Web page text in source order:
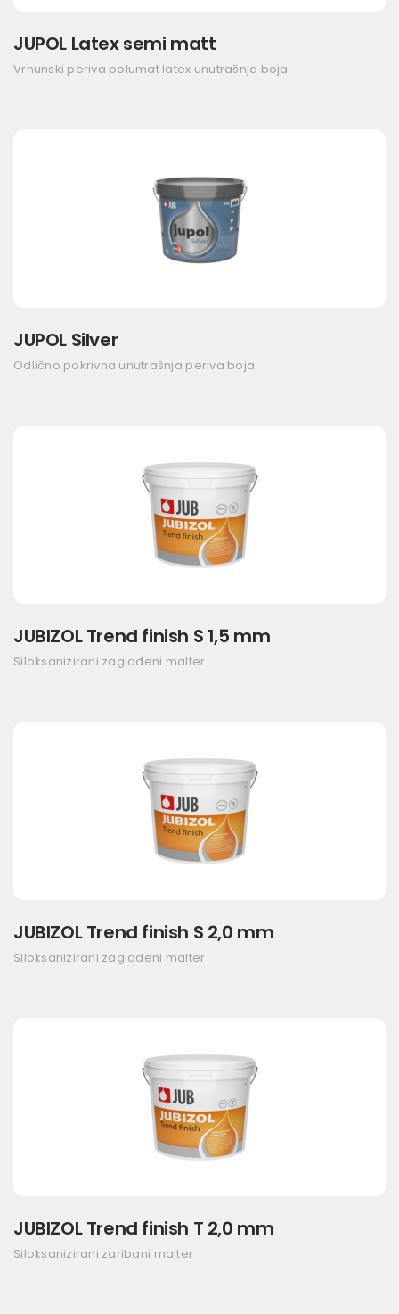
JUPOL Latex semi matt
Vrhunski periva polumat latex unutrašnja boja
JUPOL Silver
Odlično pokrivna unutrašnja periva boja
JUBIZOL Trend finish S 1,5 mm
Siloksanizirani zaglađeni malter
JUBIZOL Trend finish S 2,0 mm
Siloksanizirani zaglađeni malter
JUBIZOL Trend finish T 2,0 mm
Siloksanizirani zaribani malter